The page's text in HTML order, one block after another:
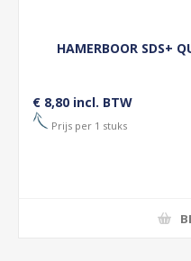
HAMERBOOR SDS+
€ 8,80 incl. BTW
Prijs per 1 stuks